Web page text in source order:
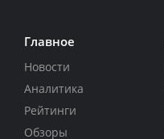
Главное
Новости
Аналитика
Рейтинги
Обзоры